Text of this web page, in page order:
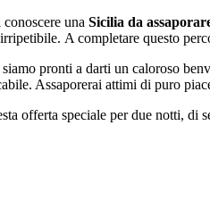
una Sicilia da
A completare questo
siamo pronti a darti un caloroso
Assaporerai attimi di puro
offerta speciale per due notti, di